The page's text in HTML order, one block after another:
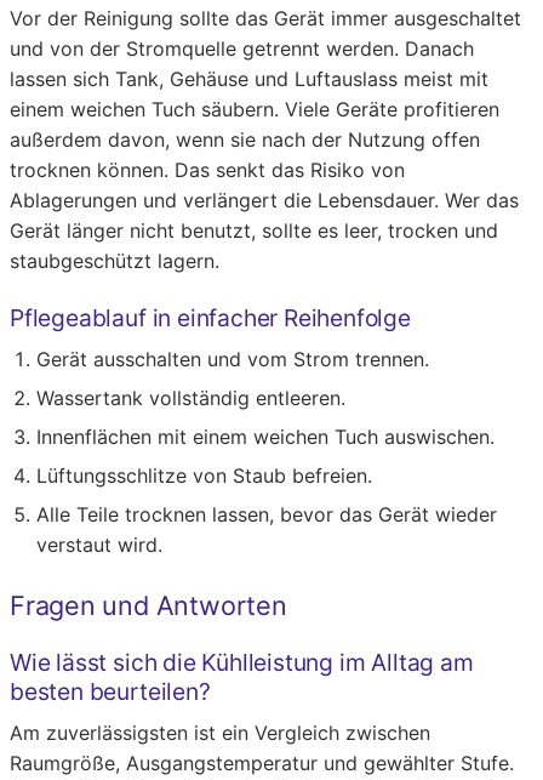
Vor der Reinigung sollte das Gerät immer ausgeschaltet
und von der Stromquelle getrennt werden. Danach
lassen sich Tank, Gehäuse und Luftauslass meist mit
einem weichen Tuch säubern. Viele Geräte profitieren
außerdem davon, wenn sie nach der Nutzung offen
trocknen können. Das senkt das Risiko von
Ablagerungen und verlängert die Lebensdauer. Wer das
Gerät länger nicht benutzt, sollte es leer, trocken und
staubgeschützt lagern.
Pflegeablauf in einfacher Reihenfolge
Gerät ausschalten und vom Strom trennen.
Wassertank vollständig entleeren.
Innenflächen mit einem weichen Tuch auswischen.
Lüftungsschlitze von Staub befreien.
Alle Teile trocknen lassen, bevor das Gerät wieder
verstaut wird.
Fragen und Antworten
Wie lässt sich die Kühlleistung im Alltag am
besten beurteilen?
Am zuverlässigsten ist ein Vergleich zwischen
Raumgröße, Ausgangstemperatur und gewählter Stufe.